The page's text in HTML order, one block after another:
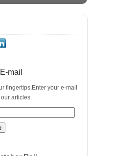
mail
fingertips.Enter your e-mail
articles.